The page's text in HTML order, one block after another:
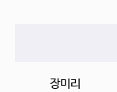
장미리